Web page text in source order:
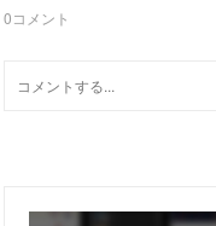
0コメント